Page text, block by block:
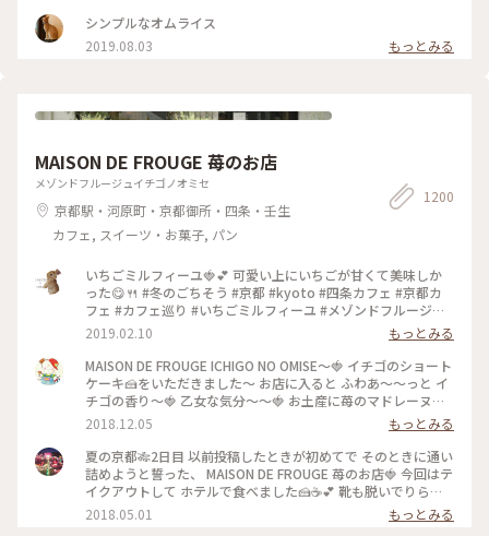
シンプルなオムライス
2019.08.03
もっとみる
MAISON DE FROUGE 苺のお店
メゾンドフルージュイチゴノオミセ
京都駅・河原町・京都御所・四条・壬生
カフェ, スイーツ・お菓子, パン
1200
いちごミルフィーユ🍓💕 可愛い上にいちごが甘くて美味しか
った😋🍴 #冬のごちそう #京都 #kyoto #四条カフェ #京都カ
フェ #カフェ巡り #いちごミルフィーユ #メゾンドフルージュ
#苺 #strawberry #ストロベリー #いちご大好き#お茶にしよう
2019.02.10
もっとみる
MAISON DE FROUGE ICHIGO NO OMISE〜🍓 イチゴのショート
ケーキ🍰をいただきました〜 お店に入ると ふわあ〜〜っと イ
チゴの香り〜🍓 乙女な気分〜〜🍓 お土産に苺のマドレーヌを
購入〜楽しみっ❤️ #京都#イチゴのお店#ショートケーキ
2018.12.05
もっとみる
夏の京都🎋2日目 以前投稿したときが初めてで そのときに通い
詰めようと誓った、 MAISON DE FROUGE 苺のお店🍓 今回はテ
イクアウトして ホテルで食べました🍰☕️💕 靴も脱いでりらっ
くす〜〜しながら食べて、 お店でとはまた違った幸せな苺時間
でした🍓 #京都 #カフェ #ケーキ #苺
2018.05.01 もっとみる